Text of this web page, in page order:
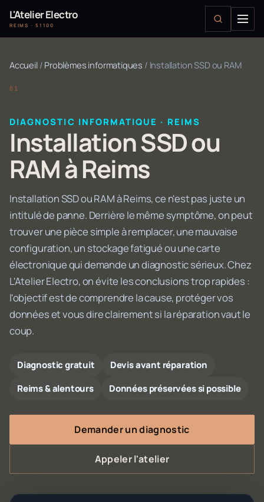
L'Atelier Electro
REIMS · 51100
Accueil/ Problèmes informatiques / Installation SSD ou RAM
DIAGNOSTIC INFORMATIQUE · REIMS
Installation SSD ou
RAM à Reims
Installation SSD ou RAM à Reims, ce n'est pas juste un
intitulé de panne. Derrière le même symptôme, on peut
trouver une pièce simple à remplacer, une mauvaise
configuration, un stockage fatigué ou une carte
électronique qui demande un diagnostic sérieux. Chez
L'Atelier Electro, on évite les conclusions trop rapides :
l'objectif est de comprendre la cause, protéger vos
données et vous dire clairement si la réparation vaut le
coup.
Diagnostic gratuit
Devis avant réparation
Reims & alentours
Données préservées si possible
Demander un diagnostic
Appeler l'atelier